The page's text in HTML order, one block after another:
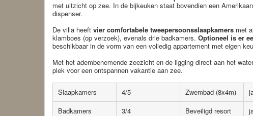
met uitzicht op zee. In de bijkeuken staat bovendien een
dispenser.
De villa heeft vier comfortabele tweepersoonsslaapkamers met
klamboes (op verzoek), evenals drie badkamers. Optioneel is er
beschikbaar in de vorm van een volledig appartement met eigen
Met het adembenemende zeezicht en de ligging direct aan het
plek voor een ontspannen vakantie aan zee.
Slaapkamers 4/5 Zwembad (8x4m)
Badkamers
3/4 Beveiligd resort